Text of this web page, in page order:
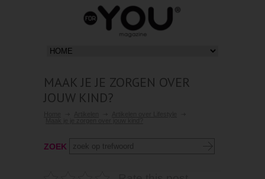
MAAK JE JE ZORGEN OVER
JOUW KIND?
ZOEK